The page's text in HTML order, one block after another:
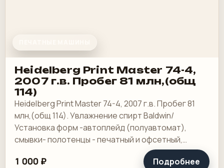
Heidelberg Print Master 74-4,
2007 г.в. Пробег 81 млн,(общ
114)
Heidelberg Print Master 74-4, 2007 г.в. Пробег 81
млн,(общ 114). Увлажнение спирт Baldwin/
Установка форм -автоплейд (полуавтомат),
смывки- полотенцы - печатный и офсетный,
выносной пульт ClassicCenter -PM74 - краски и.
1 000 ₽ Подробнее